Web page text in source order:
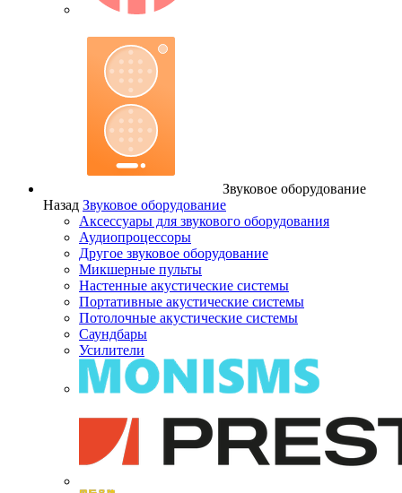
Звуковое оборудование
Назад Звуковое оборудование
Аксессуары для звукового оборудования
Аудиопроцессоры
Другое звуковое оборудование
Микшерные пульты
Настенные акустические системы
Портативные акустические системы
Потолочные акустические системы
Саундбары
Усилители